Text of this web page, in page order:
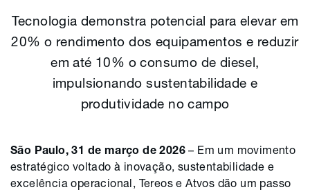
Tecnologia demonstra potencial para elevar em
20% o rendimento dos equipamentos e reduzir
em até 10% o consumo de diesel,
impulsionando sustentabilidade e
produtividade no campo
São Paulo, 31 de março de 2026 – Em um movimento
estratégico voltado à inovação, sustentabilidade e
excelência operacional, Tereos e Atvos dão um passo